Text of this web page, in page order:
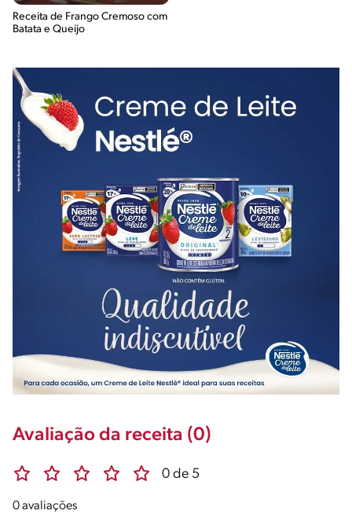
Receita de Frango Cremoso com
Batata e Queijo
Avaliação da receita (0)
0 de 5
0 avaliações